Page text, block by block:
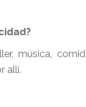
música,
allí.